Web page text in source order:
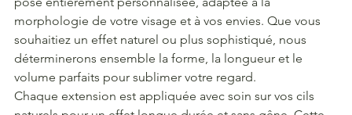
morphologie de votre visage et à vos envies. Que vous
souhaitiez un effet naturel ou plus sophistiqué, nous
déterminerons ensemble la forme, la longueur et le
volume parfaits pour sublimer votre regard.
Chaque extension est appliquée avec soin sur vos cils